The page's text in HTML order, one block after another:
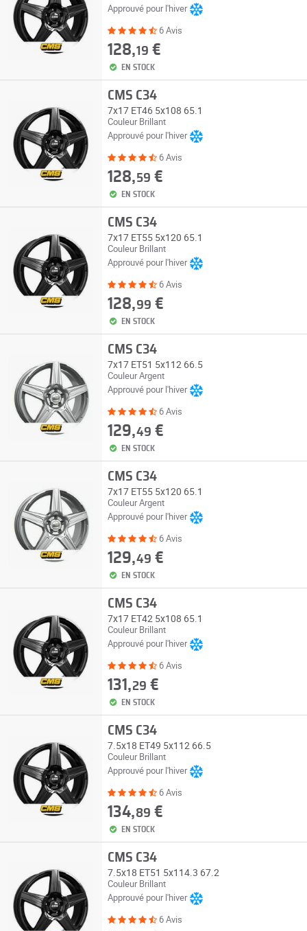
Approuvé pour l'hiver
6 Avis
128,19 €
EN STOCK
CMS C34
7x17 ET46 5x108 65.1
Couleur Brillant
Approuvé pour l'hiver
6 Avis
128,59 €
EN STOCK
CMS C34
7x17 ET55 5x120 65.1
Couleur Brillant
Approuvé pour l'hiver
6 Avis
128,99 €
EN STOCK
CMS C34
7x17 ET51 5x112 66.5
Couleur Argent
Approuvé pour l'hiver
6 Avis
129,49 €
EN STOCK
CMS C34
7x17 ET55 5x120 65.1
Couleur Argent
Approuvé pour l'hiver
6 Avis
129,49 €
EN STOCK
CMS C34
7x17 ET42 5x108 65.1
Couleur Brillant
Approuvé pour l'hiver
6 Avis
131,29 €
EN STOCK
CMS C34
7.5x18 ET49 5x112 66.5
Couleur Brillant
Approuvé pour l'hiver
6 Avis
134,89 €
EN STOCK
CMS C34
7.5x18 ET51 5x114.3 67.2
Couleur Brillant
Approuvé pour l'hiver
6 Avis